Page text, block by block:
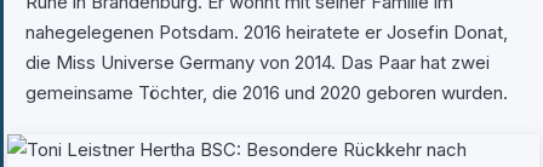
nahegelegenen Potsdam. 2016 heiratete er Josefin Donat,
die Miss Universe Germany von 2014. Das Paar hat zwei
gemeinsame Töchter, die 2016 und 2020 geboren wurden.